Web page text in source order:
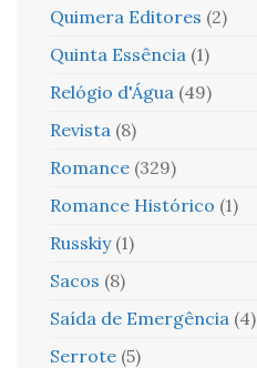
Quimera Editores (2)
Quinta Essência (1)
Relógio d'Água (49)
Revista (8)
Romance (329)
Romance Histórico (1)
Russkiy (1)
Sacos (8)
Saída de Emergência (4)
Serrote (5)